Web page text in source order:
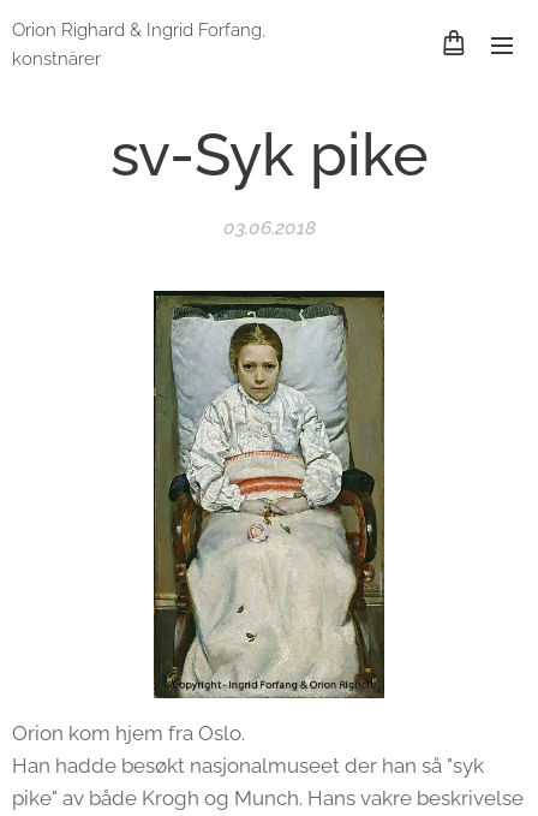
Orion Righard & Ingrid Forfang,
konstnärer
sv-Syk pike
03.06.2018
Orion kom hjem fra Oslo.
Han hadde besøkt nasjonalmuseet der han så "syk
pike" av både Krogh og Munch. Hans vakre beskrivelse